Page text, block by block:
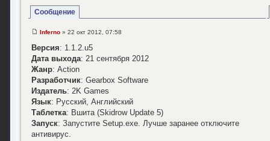
Сообщение
Inferno » 22 окт 2012, 07:58
Версия: 1.1.2.u5
Дата выхода: 21 сентября 2012
Жанр: Action
Разработчик: Gearbox Software
Издатель: 2K Games
Язык: Русский, Английский
Таблетка: Вшита (Skidrow Update 5)
Запуск: Запустите Setup.exe. Лучше заранее отключите
антивирус.